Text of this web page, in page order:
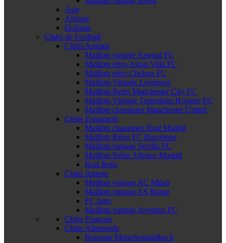
Asie
Afrique
Océanie
Clubs de Football
Clubs Anglais
Maillots vintage Arsenal FC
Maillots rétro Aston Villa FC
Maillots rétro Chelsea FC
Maillots Vintage Liverpool
Maillots Retro Manchester City FC
Maillots Vintage Tottenham Hotspur FC
Maillots classiques Manchester United
Clubs Espagnols
Maillots classiques Real Madrid
Maillots Rétro FC Barcelone
Maillots vintage Sevilla FC
Maillots Rétro Atletico Madrid
Real Betis
Clubs Italiens
Maillots vintage AC Milan
Maillots vintage AS Roma
FC Inter
Maillots vintage Juventus FC
Clubs Français
Clubs Allemands
Borussia Mönchengladbach